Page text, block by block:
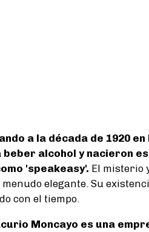
a la década de 1920
alcohol y nacieron
'speakeasy'. El misterio
elegante. Su
con el tiempo.
Moncayo es una